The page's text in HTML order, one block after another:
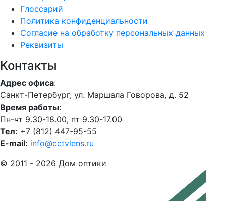
Глоссарий
Политика конфиденциальности
Согласие на обработку персональных данных
Реквизиты
Контакты
Адрес офиса:
Санкт-Петербург, ул. Маршала Говорова, д. 52
Время работы:
Пн-чт 9.30-18.00, пт 9.30-17.00
Тел: +7 (812) 447-95-55
E-mail: info@cctvlens.ru
© 2011 - 2026 Дом оптики